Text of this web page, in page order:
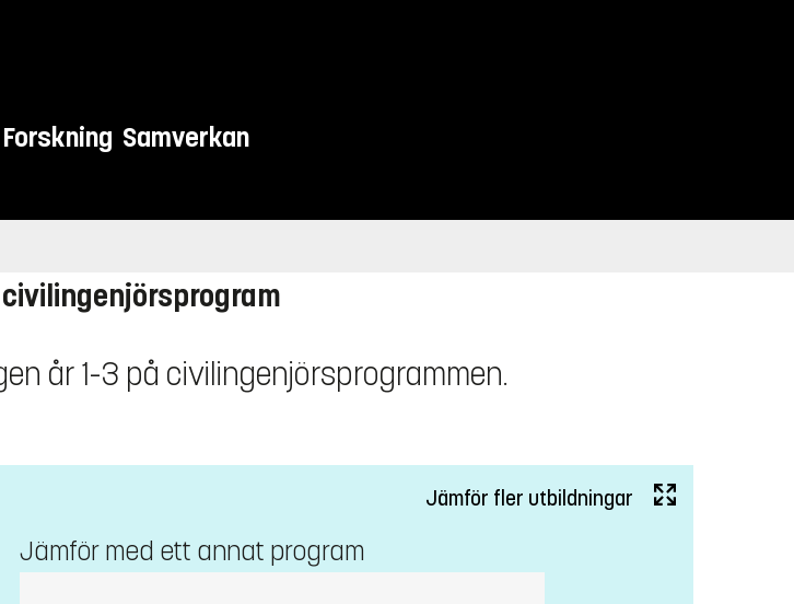
Forskning Samverkan
år 1-3 på civilingenjörsprogrammen.
Jämför fler utbildningar
Jämför med ett annat program